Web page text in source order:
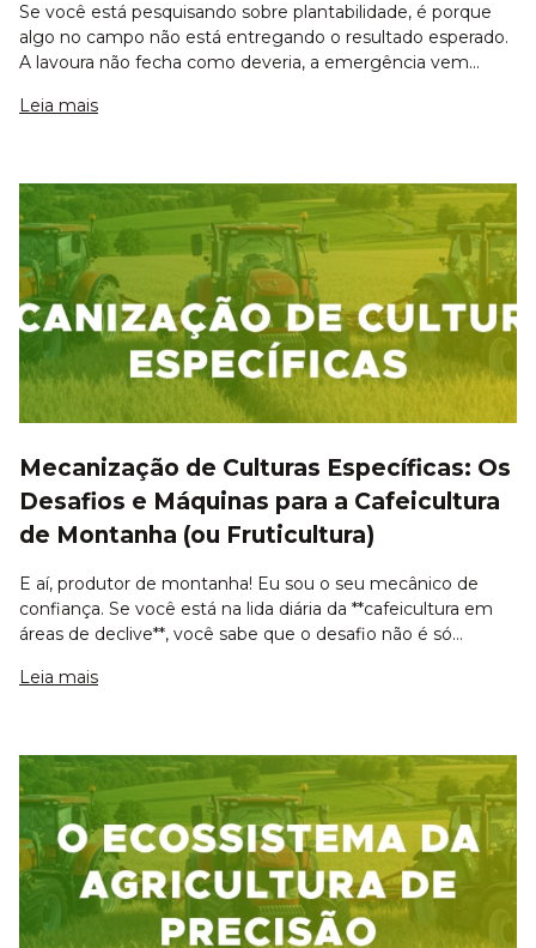
Se você está pesquisando sobre plantabilidade, é porque
algo no campo não está entregando o resultado esperado.
A lavoura não fecha como deveria, a emergência vem
final não condiz com o investi
Leia mais
Mecanização de Culturas Específicas: Os
Desafios e Máquinas para a Cafeicultura
de Montanha (ou Fruticultura)
E aí, produtor de montanha! Eu sou o seu mecânico de
confiança. Se você está na lida diária da **cafeicultura em
áreas de declive**, você sabe que o desafio não é só
em sumir. Não se engane: a m
Leia mais